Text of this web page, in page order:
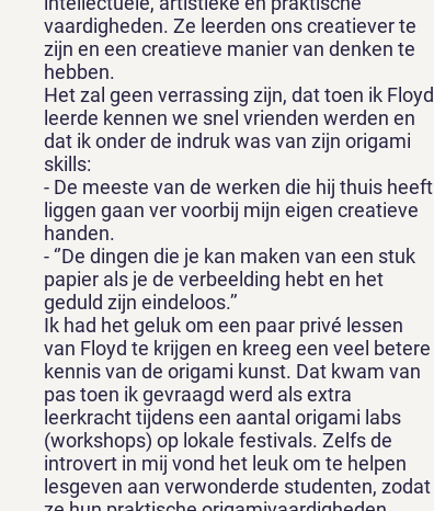
vaardigheden. Ze leerden ons creatiever te
zijn en een creatieve manier van denken te
hebben.
Het zal geen verrassing zijn, dat toen ik Floyd
leerde kennen we snel vrienden werden en
dat ik onder de indruk was van zijn origami
skills:
- De meeste van de werken die hij thuis heeft
liggen gaan ver voorbij mijn eigen creatieve
handen.
- ‘’De dingen die je kan maken van een stuk
papier als je de verbeelding hebt en het
geduld zijn eindeloos.’’
Ik had het geluk om een paar privé lessen
van Floyd te krijgen en kreeg een veel betere
kennis van de origami kunst. Dat kwam van
pas toen ik gevraagd werd als extra
leerkracht tijdens een aantal origami labs
(workshops) op lokale festivals. Zelfs de
introvert in mij vond het leuk om te helpen
lesgeven aan verwonderde studenten, zodat